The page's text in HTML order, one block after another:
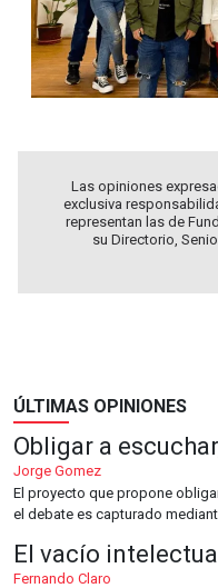
Las opiniones
exclusiva
representan las de
su Directorio,
ÚLTIMAS OPINIONES
Obligar a
Jorge Gomez
El proyecto que propone
el debate es capturado
El vacío
Fernando Claro